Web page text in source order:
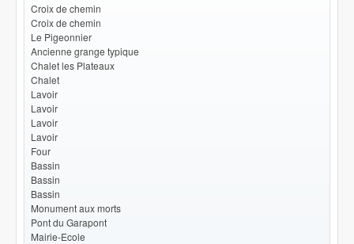
Croix de chemin
Croix de chemin
Le Pigeonnier
Ancienne grange typique
Chalet les Plateaux
Chalet
Lavoir
Lavoir
Lavoir
Lavoir
Four
Bassin
Bassin
Bassin
Monument aux morts
Pont du Garapont
Mairie-Ecole